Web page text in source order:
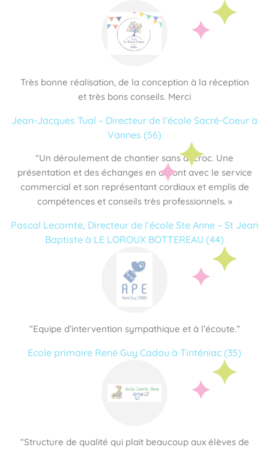
Très bonne réalisation, de la conception à la réception
et très bons conseils. Merci
Jean-Jacques Tual – Directeur de l’école Sacré-Coeur à
Vannes (56)
“Un déroulement de chantier sans accroc. Une
présentation et des échanges en amont avec le service
commercial et son représentant cordiaux et emplis de
compétences et conseils très professionnels. »
Pascal Lecomte, Directeur de l’école Ste Anne – St Jean
Baptiste à LE LOROUX BOTTEREAU (44)
“Equipe d’intervention sympathique et à l’écoute.”
Ecole primaire René Guy Cadou à Tinténiac (35)
“Structure de qualité qui plait beaucoup aux élèves de